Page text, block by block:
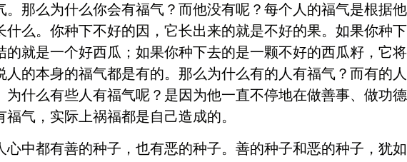
那么为什么你会有福气？而他没有呢？每个人的福气是根据
么。你种下不好的因，它长出来的就是不好的果。如果你种
就是一个好西瓜；如果你种下去的是一颗不好的西瓜籽，它
的本身的福气都是有的。那么为什么有的人有福气？而有的
什么有些人有福气呢？是因为他一直不停地在做善事、做功
气，实际上祸福都是自己造成的。
中都有善的种子，也有恶的种子。善的种子和恶的种子，犹